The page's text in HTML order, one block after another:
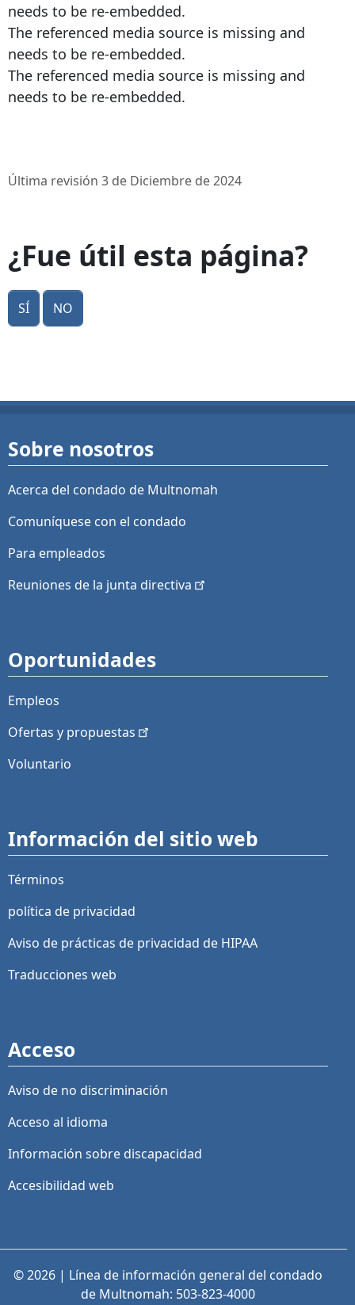
needs to be re-embedded.
The referenced media source is missing and
needs to be re-embedded.
The referenced media source is missing and
needs to be re-embedded.
Última revisión 3 de Diciembre de 2024
¿Fue útil esta página?
Sí No
Sobre nosotros
Acerca del condado de Multnomah
Comuníquese con el condado
Para empleados
Reuniones de la junta directiva
Oportunidades
Empleos
Ofertas y propuestas
Voluntario
Información del sitio web
Términos
política de privacidad
Aviso de prácticas de privacidad de HIPAA
Traducciones web
Acceso
Aviso de no discriminación
Acceso al idioma
Información sobre discapacidad
Accesibilidad web
© 2026 | Línea de información general del condado
de Multnomah: 503-823-4000